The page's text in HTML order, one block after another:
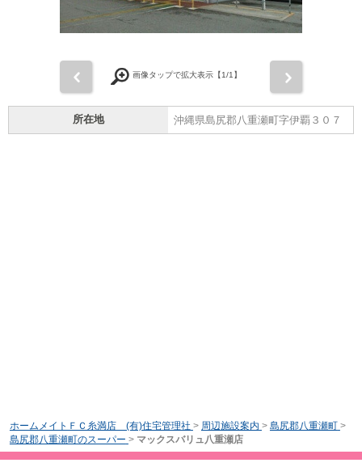
画像タップで拡大表示【1/1】
所在地 沖縄県島尻郡八重瀬町字伊覇３０７
ホームメイトＦＣ糸満店 (有)住宅管理社 > 周辺施設案内 > 島尻郡八重瀬町 >
島尻郡八重瀬町のスーパー > マックスバリュ八重瀬店